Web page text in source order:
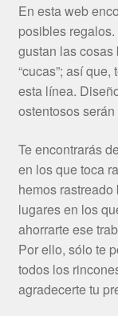
En esta web
posibles
gustan las
“cucas”; así
esta línea.
ostentosos
Te encontrarás
en los que toca
hemos
lugares en los
ahorrarte ese
Por ello, sólo te
todos los
agradecerte tu